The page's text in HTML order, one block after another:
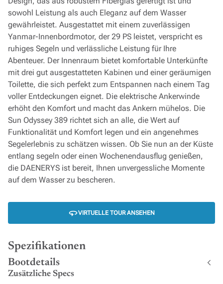
sowohl Leistung als auch Eleganz auf dem Wasser
gewährleistet. Ausgestattet mit einem zuverlässigen
Yanmar-Innenbordmotor, der 29 PS leistet, verspricht es
ruhiges Segeln und verlässliche Leistung für Ihre
Abenteuer. Der Innenraum bietet komfortable Unterkünfte
mit drei gut ausgestatteten Kabinen und einer geräumigen
Toilette, die sich perfekt zum Entspannen nach einem Tag
voller Entdeckungen eignet. Die elektrische Ankerwinde
erhöht den Komfort und macht das Ankern mühelos. Die
Sun Odyssey 389 richtet sich an alle, die Wert auf
Funktionalität und Komfort legen und ein angenehmes
Segelerlebnis zu schätzen wissen. Ob Sie nun an der Küste
entlang segeln oder einen Wochenendausflug genießen,
die DAENERYS ist bereit, Ihnen unvergessliche Momente
auf dem Wasser zu bescheren.
VIRTUELLE TOUR ANSEHEN
Spezifikationen
Bootdetails
Zusätzliche Specs